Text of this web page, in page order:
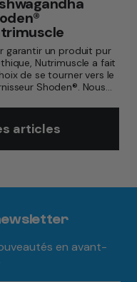
garantir un produit pur
Nutrimuscle a fait
de se tourner vers le
Shoden®. Nous
d’opter pour
Shoden®.
articles
en avant-